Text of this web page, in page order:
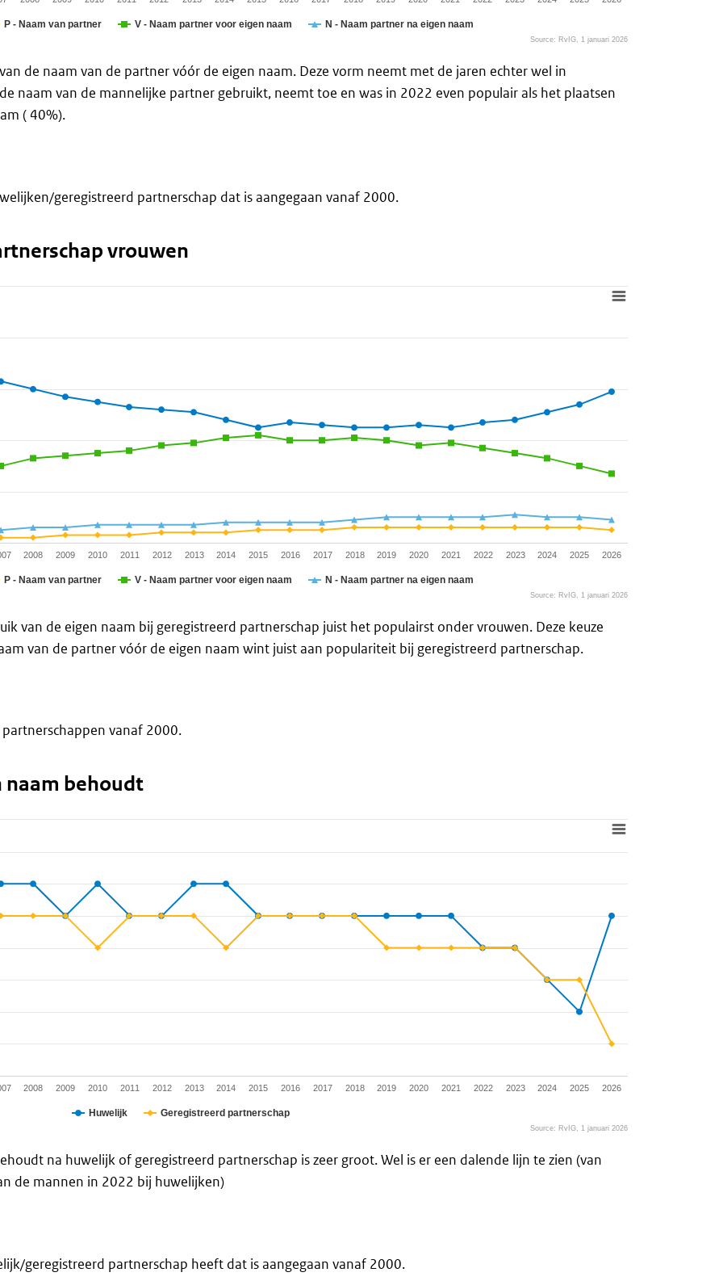
P - Naam van partner V - Naam partner voor eigen naam N - Naam partner na eigen naam
Source: RvIG, 1 januari 2026
de naam van de partner vóór de eigen naam. Deze vorm neemt met de jaren echter wel in
naam van de mannelijke partner gebruikt, neemt toe en was in 2022 even populair als het plaatsen
( 40%).
geregistreerd partnerschap dat is aangegaan vanaf 2000.
vrouwen
from 1 to 81.
P - Naam van partner V - Naam partner voor eigen naam N - Naam partner na eigen naam
2008 2009 2010 2011 2012 2013 2014 2015 2016 2017 2018 2019 2020 2021 2022 2023 2024 2025 2026
Source: RvIG, 1 januari 2026
van de eigen naam bij geregistreerd partnerschap juist het populairst onder vrouwen. Deze keuze
van de partner vóór de eigen naam wint juist aan populariteit bij geregistreerd partnerschap.
vanaf 2000.
naam behoudt
from 95 to 101.
Huwelijk Geregistreerd partnerschap
2008 2009 2010 2011 2012 2013 2014 2015 2016 2017 2018 2019 2020 2021 2022 2023 2024 2025 2026
Source: RvIG, 1 januari 2026
na huwelijk of geregistreerd partnerschap is zeer groot. Wel is er een dalende lijn te zien (van
de mannen in 2022 bij huwelijken)
geregistreerd partnerschap heeft dat is aangegaan vanaf 2000.